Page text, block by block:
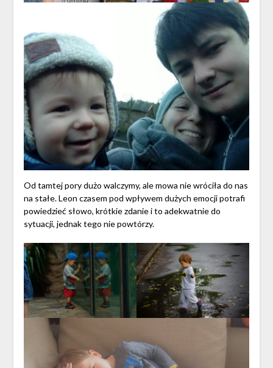
Od tamtej pory dużo walczymy, ale mowa nie wróciła do nas
na stałe. Leon czasem pod wpływem dużych emocji potrafi
powiedzieć słowo, krótkie zdanie i to adekwatnie do
sytuacji, jednak tego nie powtórzy.